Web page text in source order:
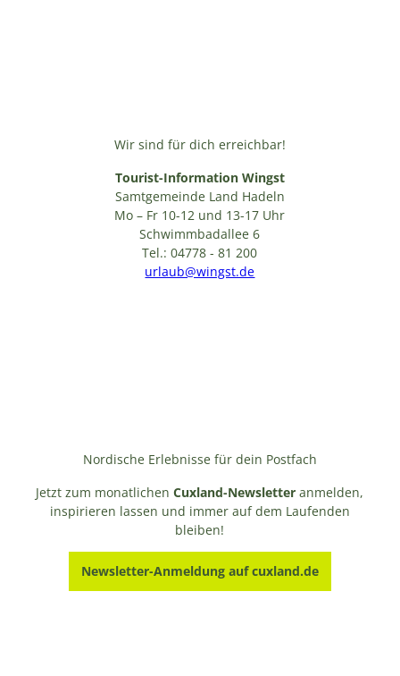
Wir sind für dich erreichbar!
Tourist-Information Wingst
Samtgemeinde Land Hadeln
Mo – Fr 10-12 und 13-17 Uhr
Schwimmbadallee 6
Tel.: 04778 - 81 200
urlaub@wingst.de
Nordische Erlebnisse für dein Postfach
Jetzt zum monatlichenCuxland-Newsletter anmelden,
inspirieren lassen und immer auf dem Laufenden
bleiben!
Newsletter-Anmeldung auf cuxland.de